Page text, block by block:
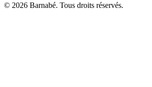
© 2026 Barnabé. Tous droits réservés.